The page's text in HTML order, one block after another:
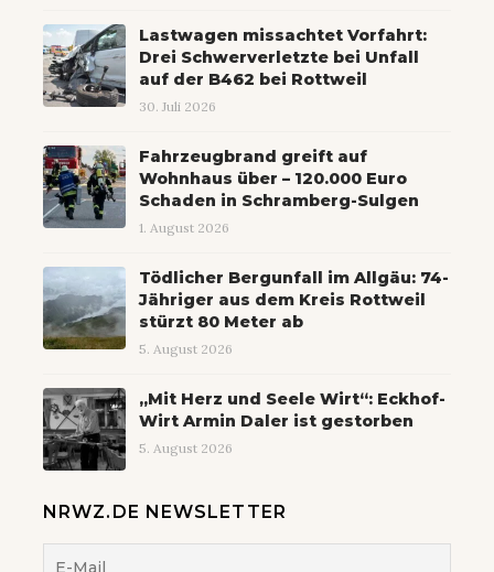
Lastwagen missachtet Vorfahrt:
Drei Schwerverletzte bei Unfall
auf der B462 bei Rottweil
30. Juli 2026
Fahrzeugbrand greift auf
Wohnhaus über – 120.000 Euro
Schaden in Schramberg-Sulgen
1. August 2026
Tödlicher Bergunfall im Allgäu: 74-
Jähriger aus dem Kreis Rottweil
stürzt 80 Meter ab
5. August 2026
„Mit Herz und Seele Wirt“: Eckhof-
Wirt Armin Daler ist gestorben
5. August 2026
NRWZ.DE NEWSLETTER